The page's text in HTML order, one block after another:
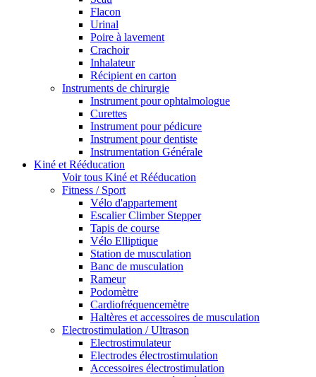
Flacon
Urinal
Poire à lavement
Crachoir
Inhalateur
Récipient en carton
Instruments de chirurgie
Instrument pour ophtalmologue
Curettes
Instrument pour pédicure
Instrument pour dentiste
Instrumentation Générale
Kiné et Rééducation
Voir tous Kiné et Rééducation
Fitness / Sport
Vélo d'appartement
Escalier Climber Stepper
Tapis de course
Vélo Elliptique
Station de musculation
Banc de musculation
Rameur
Podomètre
Cardiofréquencemètre
Haltères et accessoires de musculation
Electrostimulation / Ultrason
Electrostimulateur
Electrodes électrostimulation
Accessoires électrostimulation